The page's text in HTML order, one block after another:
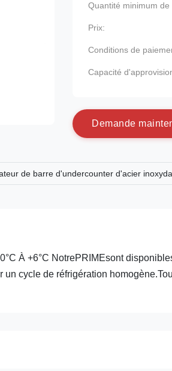
Quantité minimum
Prix:
Conditions de
Capacité
Demande mainte
de barre d'undercounter d'acier
À +6°C NotrePRIMEsont
un cycle de réfrigération